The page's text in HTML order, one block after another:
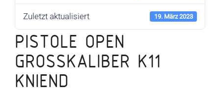
Zuletzt aktualisiert 19. März 2023
PISTOLE OPEN
GROSSKALIBER K11 K
NIEND